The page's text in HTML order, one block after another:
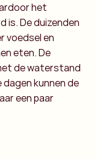
het
is. De duizenden
voedsel en
eten. De
de waterstand
kunnen de
een paar